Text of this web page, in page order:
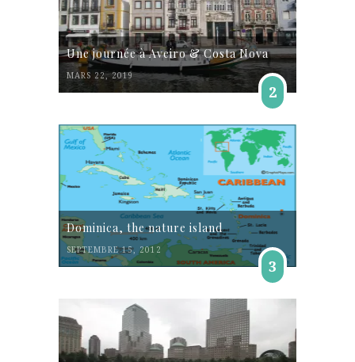
Une journée à Aveiro & Costa Nova
MARS 22, 2019
2
Dominica, the nature island
SEPTEMBRE 15, 2012
3